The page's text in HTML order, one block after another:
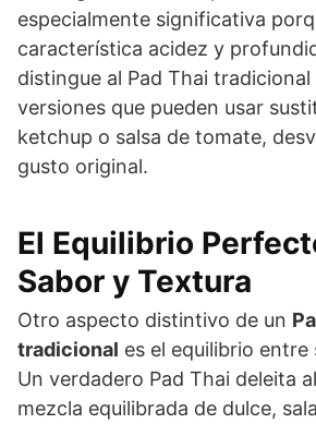
especialmente significativa
característica acidez y
distingue al Pad Thai
versiones que pueden usar
ketchup o salsa de tomate,
gusto original.
El Equilibrio
Sabor y Textura
Otro aspecto distintivo de un
tradicional es el equilibrio
Un verdadero Pad Thai deleita
mezcla equilibrada de dulce,